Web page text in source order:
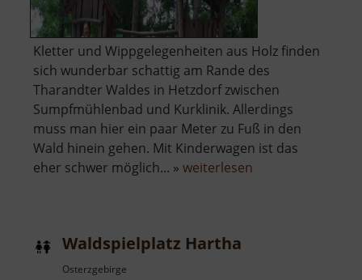
Kletter und Wippgelegenheiten aus Holz finden
sich wunderbar schattig am Rande des
Tharandter Waldes in Hetzdorf zwischen
Sumpfmühlenbad und Kurklinik. Allerdings
muss man hier ein paar Meter zu Fuß in den
Wald hinein gehen. Mit Kinderwagen ist das
eher schwer möglich... » weiterlesen
Waldspielplatz Hartha
Osterzgebirge